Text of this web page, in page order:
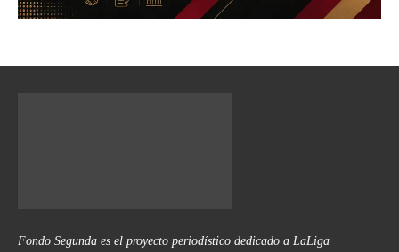
Fondo Segunda es el proyecto periodístico dedicado a LaLiga